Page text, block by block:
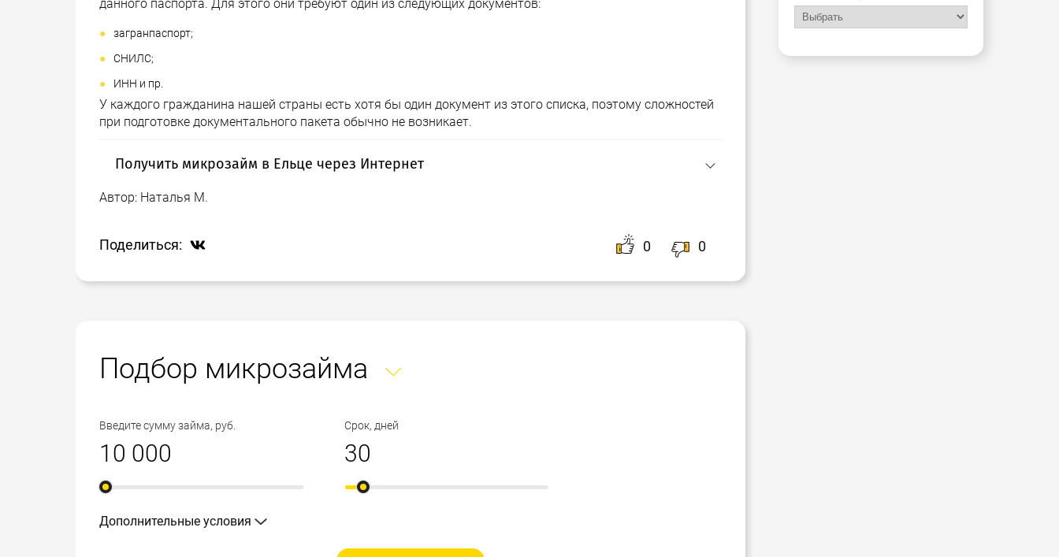
данного паспорта. Для этого они требуют один из следующих документов:
загранпаспорт;
СНИЛС;
ИНН и пр.
У каждого гражданина нашей страны есть хотя бы один документ из этого списка, поэтому сложностей
при подготовке документального пакета обычно не возникает.
Получить микрозайм в Ельце через Интернет
Не нужно посещать каждую компанию лично, Вы даже избавите себя от блуждания по сайтам
отправлена системой в компании, имеющие такие условия, которые наиболее полно
соответствуют Вашим параметрам. Вскоре Вы получите ответы из них, среди которых
Автор: Наталья М.
Поделиться: 0 0
Подбор микрозайма
Введите сумму займа, руб. Срок, дней
Дополнительные условия